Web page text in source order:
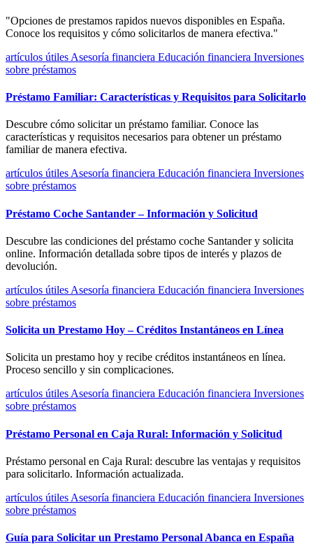
"Opciones de prestamos rapidos nuevos disponibles en España.
Conoce los requisitos y cómo solicitarlos de manera efectiva."
artículos útiles Asesoría financiera Educación financiera Inversiones
sobre préstamos
Préstamo Familiar: Características y Requisitos para Solicitarlo
Descubre cómo solicitar un préstamo familiar. Conoce las
características y requisitos necesarios para obtener un préstamo
familiar de manera efectiva.
artículos útiles Asesoría financiera Educación financiera Inversiones
sobre préstamos
Préstamo Coche Santander – Información y Solicitud
Descubre las condiciones del préstamo coche Santander y solicita
online. Información detallada sobre tipos de interés y plazos de
devolución.
artículos útiles Asesoría financiera Educación financiera Inversiones
sobre préstamos
Solicita un Prestamo Hoy – Créditos Instantáneos en Línea
Solicita un prestamo hoy y recibe créditos instantáneos en línea.
Proceso sencillo y sin complicaciones.
artículos útilesAsesoría financiera Educación financiera Inversiones
sobre préstamos
Préstamo Personal en Caja Rural: Información y Solicitud
Préstamo personal en Caja Rural: descubre las ventajas y requisitos
para solicitarlo. Información actualizada.
artículos útiles Asesoría financiera Educación financiera Inversiones
sobre préstamos
Guía para Solicitar un Prestamo Personal Abanca en España